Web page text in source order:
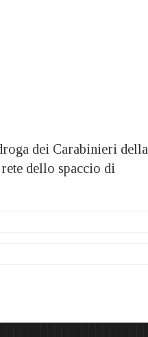
dei Carabinieri della
dello spaccio di